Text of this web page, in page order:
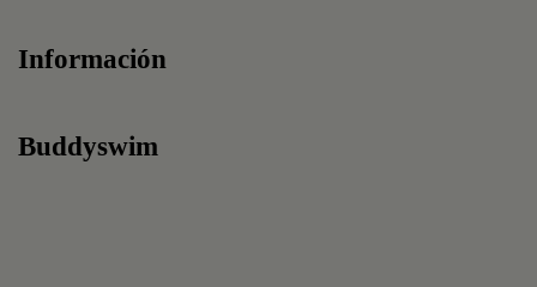
Información
Buddyswim